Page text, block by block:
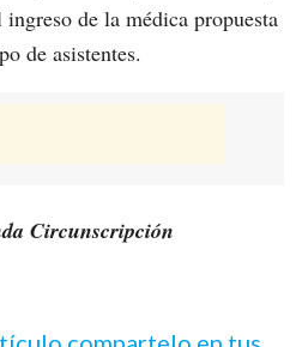
de la médica propuesta
de asistentes.
Circunscripción